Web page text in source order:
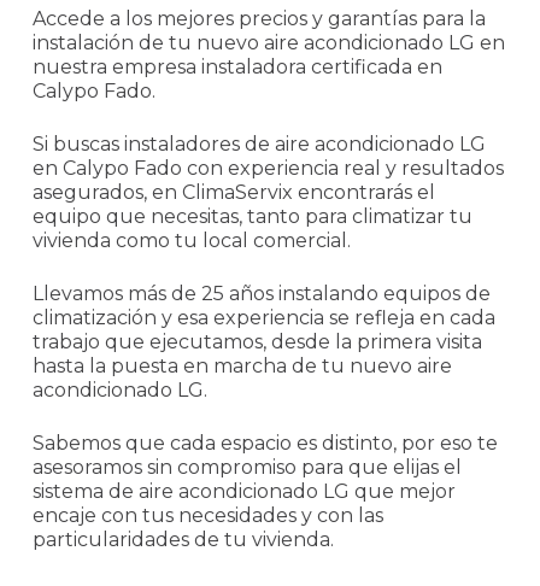
Accede a los mejores precios y garantías para la
instalación de tu nuevo aire acondicionado LG en
nuestra empresa instaladora certificada en
Calypo Fado.
Si buscas instaladores de aire acondicionado LG
en Calypo Fado con experiencia real y resultados
asegurados, en ClimaServix encontrarás el
equipo que necesitas, tanto para climatizar tu
vivienda como tu local comercial.
Llevamos más de 25 años instalando equipos de
climatización y esa experiencia se refleja en cada
trabajo que ejecutamos, desde la primera visita
hasta la puesta en marcha de tu nuevo aire
acondicionado LG.
Sabemos que cada espacio es distinto, por eso te
asesoramos sin compromiso para que elijas el
sistema de aire acondicionado LG que mejor
encaje con tus necesidades y con las
particularidades de tu vivienda.